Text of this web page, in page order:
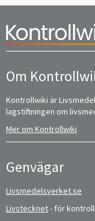
Om
Kontrollwiki är
lagstiftningen om
Mer om Kontrollwiki
Genvägar
Livsmedelsverket.se
Livstecknet- för